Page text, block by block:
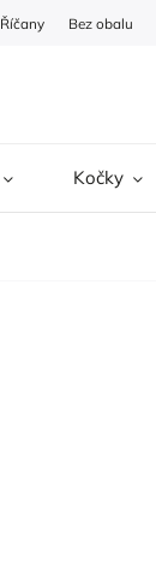
Říčany Bez obalu
Kočky